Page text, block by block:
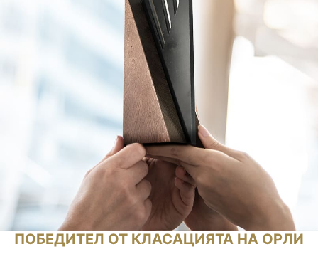
ПОБЕДИТЕЛ ОТ КЛАСАЦИЯТА НА ОРЛИ